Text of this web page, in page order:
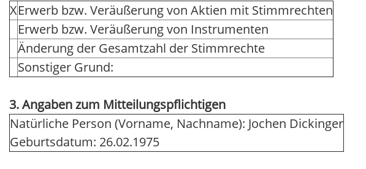
XErwerb bzw. Veräußerung von Aktien mit Stimmrechten
Erwerb bzw. Veräußerung von Instrumenten
Änderung der Gesamtzahl der Stimmrechte
Sonstiger Grund:
3. Angaben zum Mitteilungspflichtigen
Natürliche Person (Vorname, Nachname): Jochen Dickinger
Geburtsdatum: 26.02.1975